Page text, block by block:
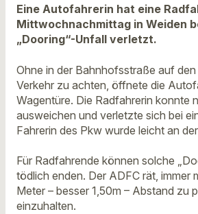
Eine Autofahrerin hat eine
Mittwochnachmittag in Weiden
„Dooring“-Unfall verletzt.
Ohne in der Bahnhofsstraße auf
Verkehr zu achten, öffnete die
Wagentüre. Die Radfahrerin konnte
ausweichen und verletzte sich bei
Fahrerin des Pkw wurde leicht an
Für Radfahrende können solche
tödlich enden. Der ADFC rät, immer
Meter – besser 1,50m – Abstand zu
einzuhalten.